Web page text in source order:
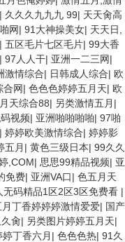
| 久久久九九九 99| 天天肏高
网| 91大神操美女| 天天日,
| 五区毛片七区毛片| 99大香
| 97人人干| 亚洲一二三网|
激情综合| 日韩成人综合| 欧
合网| 色色色婷婷五月天| 欧
天综合88| 另类激情五月 |
视频| 亚洲啪啪啪啪| 97啪
| 婷婷欧美激情综合| 婷婷影
五月 | 黄色三级日本| 99久久
,COM| 思思99精品视频| 亚
免费| 亚洲VA口| 色五月天
无码精品1区2区3区免费看 |
月丁香婷婷婷激情爱爱| 国产
肏| 另类图片婷婷五月天|
丁香六月 | 色色色热| 91久